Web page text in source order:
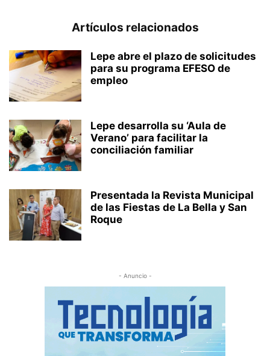
Artículos relacionados
Lepe abre el plazo de solicitudes
para su programa EFESO de
empleo
Lepe desarrolla su ‘Aula de
Verano’ para facilitar la
conciliación familiar
Presentada la Revista Municipal
de las Fiestas de La Bella y San
Roque
- Anuncio -